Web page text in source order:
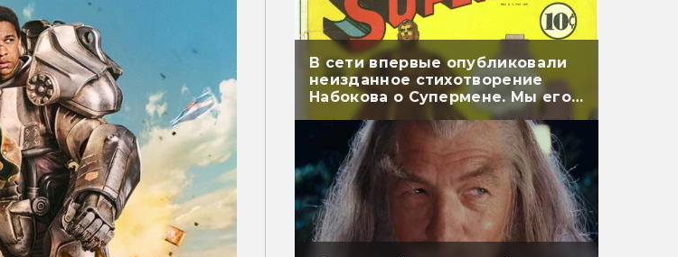
В сети впервые опубликовали
неизданное стихотворение
Набокова о Супермене. Мы его
перевели